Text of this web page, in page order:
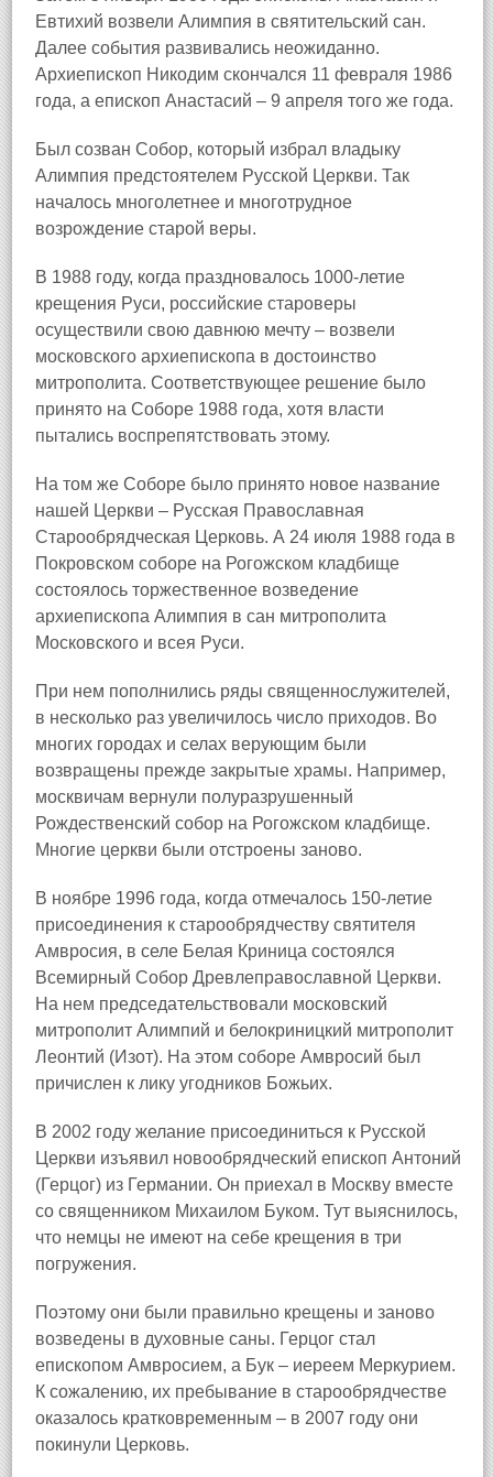
Евтихий возвели Алимпия в святительский сан.
Далее события развивались неожиданно.
Архиепископ Никодим скончался 11 февраля 1986
года, а епископ Анастасий – 9 апреля того же года.
Был созван Собор, который избрал владыку
Алимпия предстоятелем Русской Церкви. Так
началось многолетнее и многотрудное
возрождение старой веры.
В 1988 году, когда праздновалось 1000‑летие
крещения Руси, российские староверы
осуществили свою давнюю мечту – возвели
московского архиепископа в достоинство
митрополита. Соответствующее решение было
принято на Соборе 1988 года, хотя власти
пытались воспрепятствовать этому.
На том же Соборе было принято новое название
нашей Церкви – Русская Православная
Старообрядческая Церковь. А 24 июля 1988 года в
Покровском соборе на Рогожском кладбище
состоялось торжественное возведение
архиепископа Алимпия в сан митрополита
Московского и всея Руси.
При нем пополнились ряды священнослужителей,
в несколько раз увеличилось число приходов. Во
многих городах и селах верующим были
возвращены прежде закрытые храмы. Например,
москвичам вернули полуразрушенный
Рождественский собор на Рогожском кладбище.
Многие церкви были отстроены заново.
В ноябре 1996 года, когда отмечалось 150‑летие
присоединения к старообрядчеству святителя
Амвросия, в селе Белая Криница состоялся
Всемирный Собор Древлеправославной Церкви.
На нем председательствовали московский
митрополит Алимпий и белокриницкий митрополит
Леонтий (Изот). На этом соборе Амвросий был
причислен к лику угодников Божьих.
В 2002 году желание присоединиться к Русской
Церкви изъявил новообрядческий епископ Антоний
(Герцог) из Германии. Он приехал в Москву вместе
со священником Михаилом Буком. Тут выяснилось,
что немцы не имеют на себе крещения в три
погружения.
Поэтому они были правильно крещены и заново
возведены в духовные саны. Герцог стал
епископом Амвросием, а Бук – иереем Меркурием.
К сожалению, их пребывание в старообрядчестве
оказалось кратковременным – в 2007 году они
покинули Церковь.